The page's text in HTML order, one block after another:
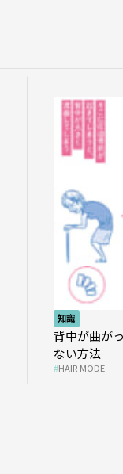
知識
背中が曲が
ない方法
HAIR MODE